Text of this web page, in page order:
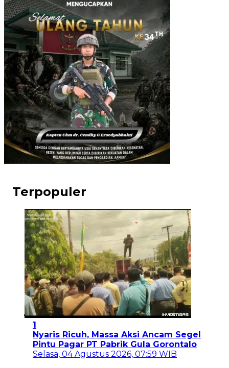
Terpopuler
1
Nyaris Ricuh, Massa Aksi Ancam Segel
Pintu Pagar PT Pabrik Gula Gorontalo
Selasa, 04 Agustus 2026, 07:59 WIB